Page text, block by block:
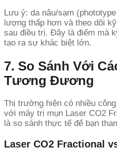
Lưu ý: da nâu/sạm
lượng thấp hơn và theo dõi
sau điều trị. Đây là điểm mà
tạo ra sự khác biệt lớn.
7. So Sánh Với
Tương Đương
Thị trường hiện có nhiều
với máy trị mụn Laser CO2
là so sánh thực tế để bạn
Laser CO2 Fractional